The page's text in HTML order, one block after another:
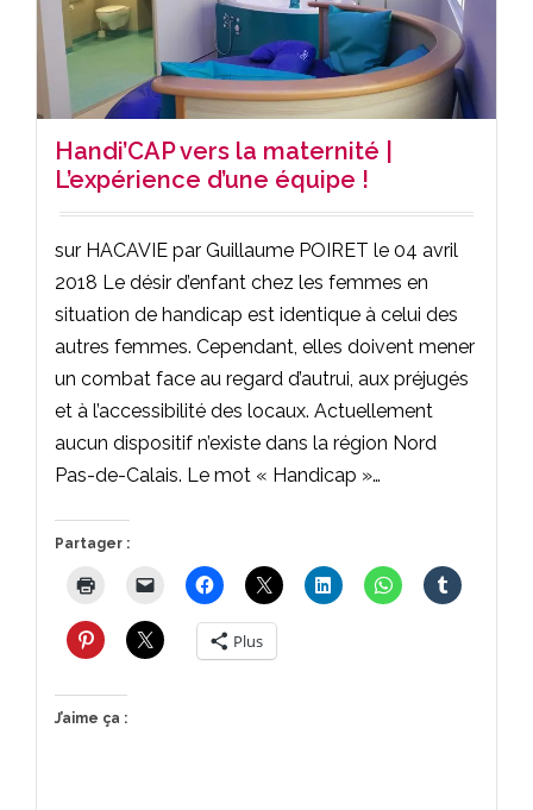
Handi’CAP vers la maternité |
L’expérience d’une équipe !
sur HACAVIE par Guillaume POIRET le 04 avril
2018 Le désir d’enfant chez les femmes en
situation de handicap est identique à celui des
autres femmes. Cependant, elles doivent mener
un combat face au regard d’autrui, aux préjugés
et à l’accessibilité des locaux. Actuellement
aucun dispositif n’existe dans la région Nord
Pas-de-Calais. Le mot « Handicap »…
Partager :
Plus
J’aime ça :